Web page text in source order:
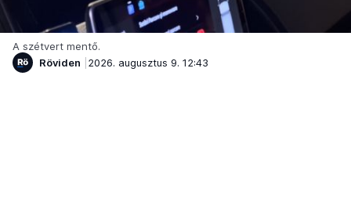
A szétvert mentő.
Röviden
2026. augusztus 9. 12:43